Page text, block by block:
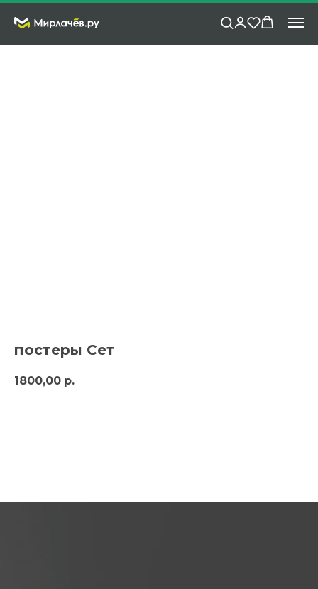
постеры Сет
1800,00 р.